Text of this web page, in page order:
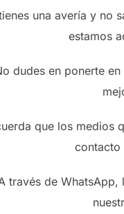
una avería y no
estamos
dudes en ponerte
que los medios
contacto
través de